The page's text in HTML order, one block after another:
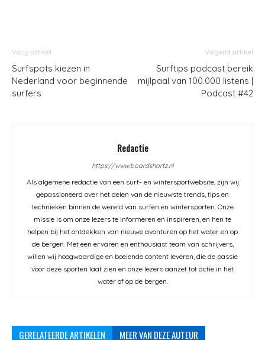
Vorig artikel
Surfspots kiezen in
Nederland voor beginnende
surfers
Volgend artikel
Surftips podcast bereik
mijlpaal van 100.000 listens |
Podcast #42
Redactie
https://www.boardshortz.nl
Als algemene redactie van een surf- en wintersportwebsite, zijn wij
gepassioneerd over het delen van de nieuwste trends, tips en
technieken binnen de wereld van surfen en wintersporten. Onze
missie is om onze lezers te informeren en inspireren, en hen te
helpen bij het ontdekken van nieuwe avonturen op het water en op
de bergen. Met een ervaren en enthousiast team van schrijvers,
willen wij hoogwaardige en boeiende content leveren, die de passie
voor deze sporten laat zien en onze lezers aanzet tot actie in het
water of op de bergen.
GERELATEERDE ARTIKELEN MEER VAN DEZE AUTEUR